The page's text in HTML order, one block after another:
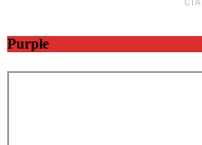
Purple